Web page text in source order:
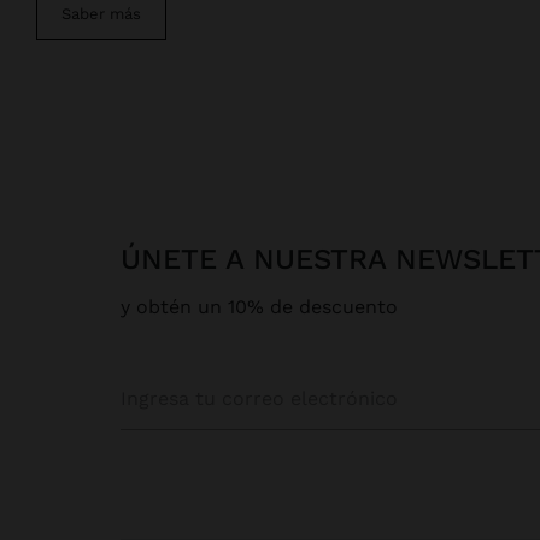
Saber más
ÚNETE A NUESTRA
y obtén un 10% de descuento